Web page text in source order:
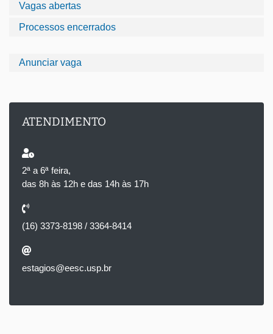
Vagas abertas
Processos encerrados
Anunciar vaga
ATENDIMENTO
2ª a 6ª feira,
das 8h às 12h e das 14h às 17h
(16) 3373-8198 / 3364-8414
estagios@eesc.usp.br